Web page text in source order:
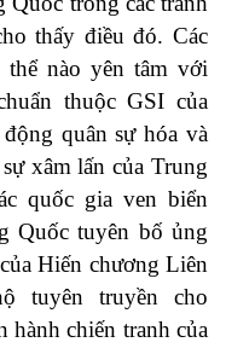
thấy điều đó. Các
nào yên tâm với
thuộc GSI của
quân sự hóa và
xâm lấn của Trung
quốc gia ven biển
Quốc tuyên bố ủng
Hiến chương Liên
tuyên truyền cho
hành chiến tranh của